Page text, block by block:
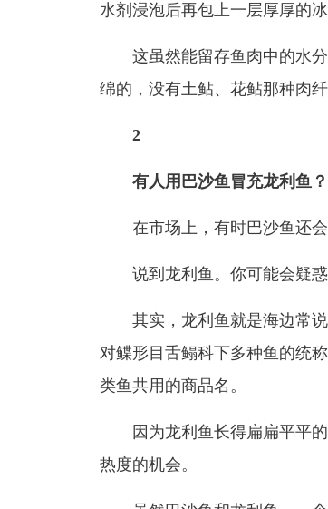
水剂浸泡后再包上一层厚厚的冰
这虽然能留存鱼肉中的水分
绵的，没有土鲇、花鲇那种肉
2
有人用巴沙鱼冒充龙利鱼？
在市场上，有时巴沙鱼还会
说到龙利鱼。你可能会疑惑
其实，龙利鱼就是海边常说
对鲽形目舌鳎科下多种鱼的统
类鱼共用的商品名。
因为龙利鱼长得扁扁平平的
热度的机会。